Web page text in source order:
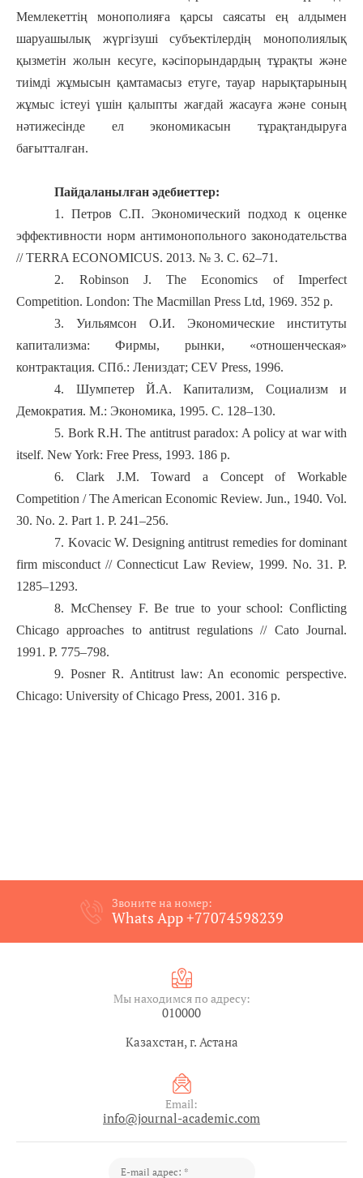
Мемлекеттің монополияға қарсы саясаты ең алдымен
шаруашылық жүргізуші субъектілердің монополиялық
қызметін жолын кесуге, кәсіпорындардың тұрақты және
тиімді жұмысын қамтамасыз етуге, тауар нарықтарының
жұмыс істеуі үшін қалыпты жағдай жасауға және соның
нәтижесінде ел экономикасын тұрақтандыруға
бағытталған.
Пайдаланылған әдебиеттер:
1. Петров С.П. Экономический подход к оценке
эффективности норм антимонопольного законодательства
// TERRA ECONOMICUS. 2013. № 3. С. 62–71.
2. Robinson J. The Economics of Imperfect
Competition. London: The Macmillan Press Ltd, 1969. 352 p.
3. Уильямсон О.И. Экономические институты
капитализма: Фирмы, рынки, «отношенческая»
контрактация. СПб.: Лениздат; CEV Press, 1996.
4. Шумпетер Й.А. Капитализм, Социализм и
Демократия. М.: Экономика, 1995. С. 128–130.
5. Bork R.H. The antitrust paradox: A policy at war with
itself. New York: Free Press, 1993. 186 p.
6. Clark J.M. Toward a Concept of Workable
Competition / The American Economic Review. Jun., 1940. Vol.
30. No. 2. Part 1. P. 241–256.
7. Kovacic W. Designing antitrust remedies for dominant
firm misconduct // Connecticut Law Review, 1999. No. 31. P.
1285–1293.
8. McChensey F. Be true to your school: Conflicting
Chicago approaches to antitrust regulations // Cato Journal.
1991. P. 775–798.
9. Posner R. Antitrust law: An economic perspective.
Chicago: University of Chicago Press, 2001. 316 p.
Звоните на номер:
Whats App +77074598239
Мы находимся по адресу:
010000
Казахстан, г. Астана
Email:
info@journal-academic.com